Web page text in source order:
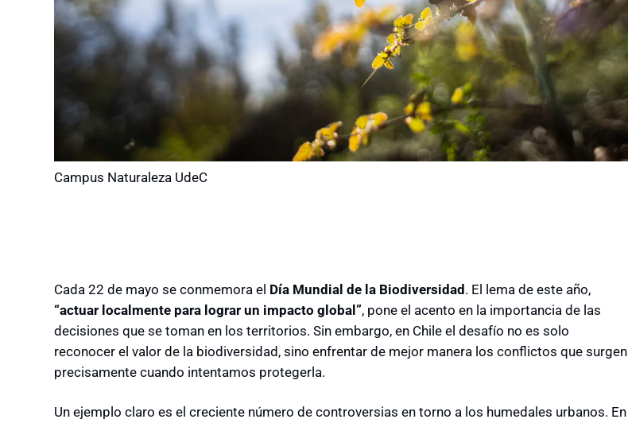
Campus Naturaleza UdeC
Cada 22 de mayo se conmemora el Día Mundial de la Biodiversidad. El lema de este año,
“actuar localmente para lograr un impacto global”, pone el acento en la importancia de las
decisiones que se toman en los territorios. Sin embargo, en Chile el desafío no es solo
reconocer el valor de la biodiversidad, sino enfrentar de mejor manera los conflictos que surgen
precisamente cuando intentamos protegerla.
Un ejemplo claro es el creciente número de controversias en torno a los humedales urbanos. En